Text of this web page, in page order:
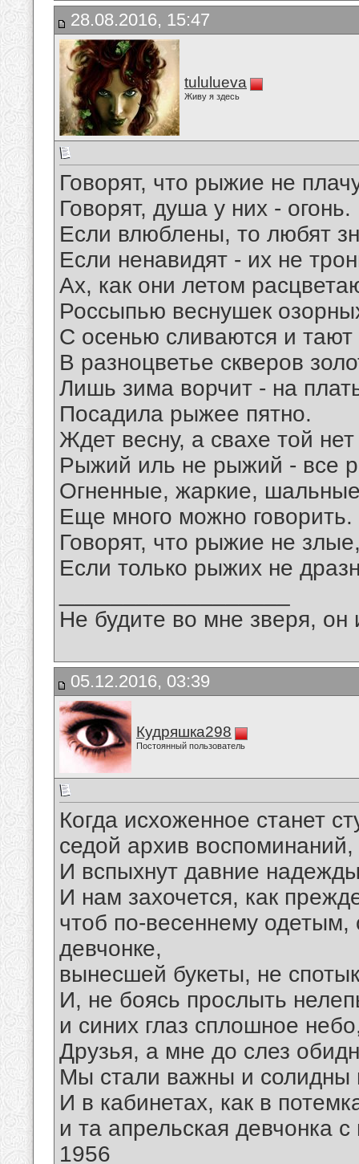
28.08.2016, 15:47
tululueva
Живу я здесь
Говорят, что рыжие не
Говорят, душа у них - огонь.
Если влюблены, то любят
Если ненавидят - их не
Ах, как они летом
Россыпью веснушек
С осенью сливаются и тают
В разноцветье скверов
Лишь зима ворчит - на
Посадила рыжее пятно.
Ждет весну, а свахе той
Рыжий иль не рыжий - все
Огненные, жаркие,
Еще много можно говорить.
Говорят, что рыжие не
Если только рыжих не
Не будите во мне зверя, он
05.12.2016, 03:39
Кудряшка298
Постоянный пользователь
Когда исхоженное станет
седой архив
И вспыхнут давние
И нам захочется, как
чтоб по-весеннему одетым,
девчонке,
вынесшей букеты, не
И, не боясь прослыть
и синих глаз сплошное
Друзья, а мне до слез
Мы стали важны и солидны
И в кабинетах, как в
и та апрельская девчонка
1956